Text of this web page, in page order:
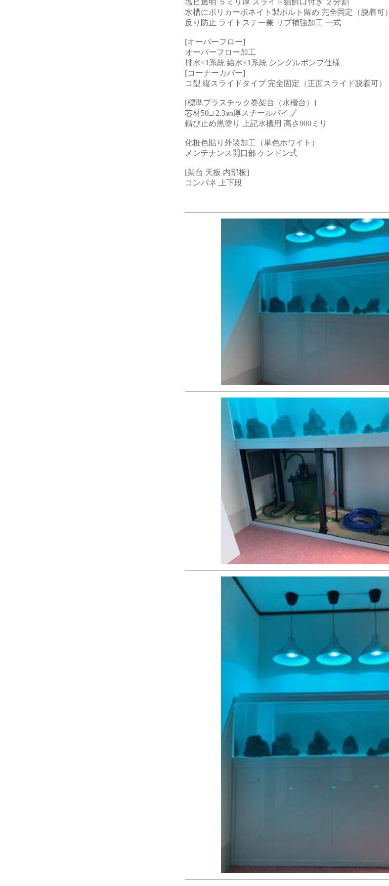
塩ビ透明 ５ミリ厚 スライド給餌口付き ２分割
水槽にポリカーボネイト製ボルト留め 完全固定（脱着可）
反り防止 ライトステー兼 リブ補強加工 一式
[オーバーフロー]
オーバーフロー加工
排水×1系統 給水×1系統 シングルポンプ仕様
[コーナーカバー]
コ型 縦スライドタイプ 完全固定（正面スライド脱着可）
[標準プラスチック巻架台（水槽台）]
芯材50□ 2.3㎜厚スチールパイプ
錆び止め黒塗り 上記水槽用 高さ900ミリ
化粧色貼り外装加工（単色ホワイト）
メンテナンス開口部 ケンドン式
[架台 天板 内部板]
コンパネ 上下段